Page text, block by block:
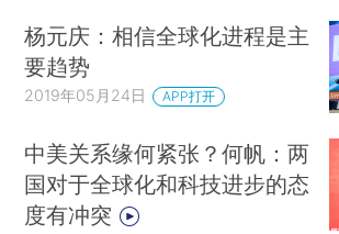
杨元庆：相信全球化进程是主
要趋势
2019年05月24日 APP打开
中美关系缘何紧张？何帆：两
国对于全球化和科技进步的态
度有冲突